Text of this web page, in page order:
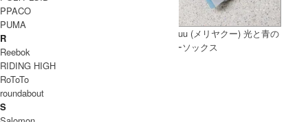
STYLE CRAFT (スタイルクラフ
ト) ゴートフレームトート S
meri ja kuu (メリヤクー) 光と青の
町 カバーソックス
PPACO
PUMA
R
Reebok
RIDING HIGH
RoToTo
roundabout
S